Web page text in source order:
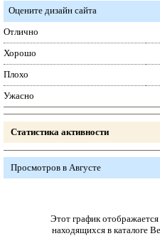
Оцените дизайн сайта
Отлично
Хорошо
Плохо
Ужасно
Статистика активности
Просмотров в Августе
Этот график отображается
находящихся в каталоге